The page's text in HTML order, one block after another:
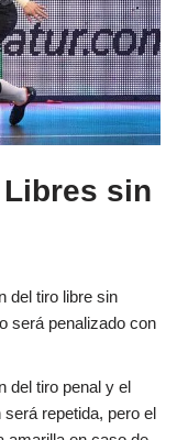
sin
del tiro libre sin
será penalizado con
del tiro penal y el
repetida, pero el